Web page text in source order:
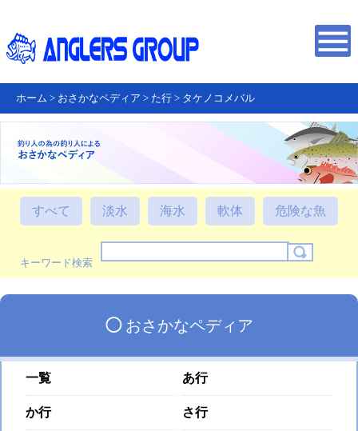
ホーム > おさかなペディア > た行 > タケノコメバル
すべて 淡水 海水 軟体 危険な魚
キーワード検索
◯おさかなペディア
一覧 あ行
か行 さ行